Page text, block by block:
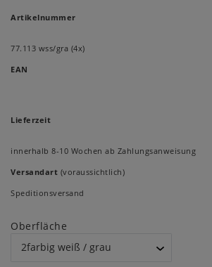
Artikelnummer
77.113 wss/gra (4x)
EAN
Lieferzeit
innerhalb 8-10 Wochen ab Zahlungsanweisung
Versandart (voraussichtlich)
Speditionsversand
Oberfläche